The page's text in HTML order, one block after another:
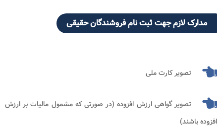
مدارک لازم جهت ثبت نام فروشندگان حقیقی
تصویر کارت ملی
تصویر گواهی ارزش افزوده (در صورتی که مشمول مالیات بر ارزش
افزوده باشند)